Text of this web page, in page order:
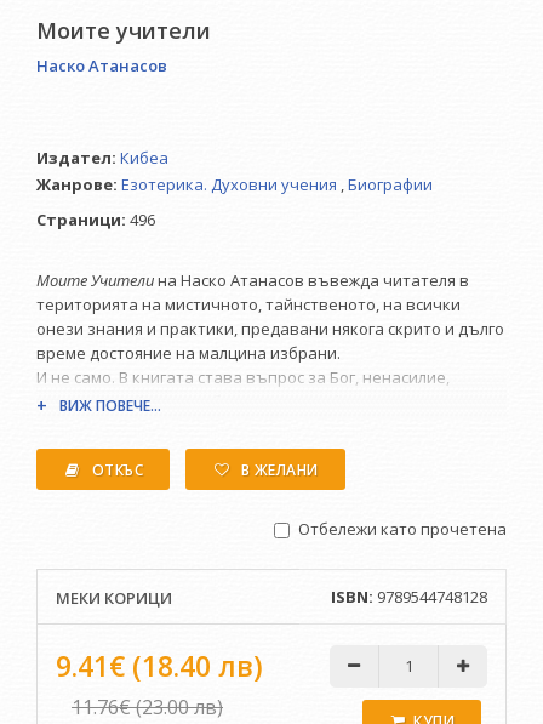
Моите учители
Наско Атанасов
Издател: Кибеа
Жанрове: Езотерика. Духовни учения ,Биографии
Страници: 496
Моите Учителина Наско Атанасов въвежда читателя в
територията на мистичното, тайнственото, на всички
онези знания и практики, предавани някога скрито и дълго
време достояние на малцина избрани.
И не само. В книгата става въпрос за Бог, ненасилие,
психоенергийни способи, медитация, физически
алтернативна медицина, но преди всичко за лични
преживявания и духовни прозрения на хора от различни
изявени, както и по-малко известни личности в йога,
хомеопатия, лечителство, астрология, дао, учението на
Ошо и др.
Моите Учителипредставя срещите и разговорите на Наско
Атанасов с Махариши Свами Дев Мурти, Атарам,
Харидживан, Виктор Востоков, Сяолан Джао, Елисавета
Логинова, Мирзакарим Норбеков, Сергей Лазарев, Гал
Сасон, Олег Черне, Хорхе Луис Делгадо и още много други,
ВИЖ ПОВЕЧЕ...
ОТКЪС В ЖЕЛАНИ
Отбележи като прочетена
МЕКИ КОРИЦИ ISBN: 9789544748128
9.41€ (18.40 лв)
11.76€ (23.00 лв)